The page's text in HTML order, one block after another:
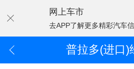
网上车市
去APP了解更多精彩汽车
普拉多(进口)